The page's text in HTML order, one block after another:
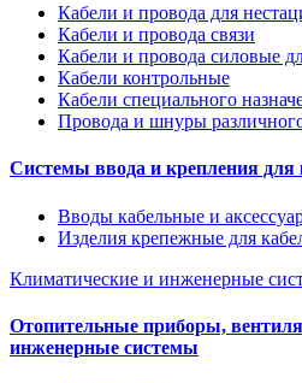
Кабели и провода для
Кабели и провода связи
Кабели и провода силовые
Кабели контрольные
Кабели специального
Провода и шнуры
Системы ввода и крепления для
Вводы кабельные и
Изделия крепежные для
Климатические и инженерные
Отопительные приборы,
инженерные системы